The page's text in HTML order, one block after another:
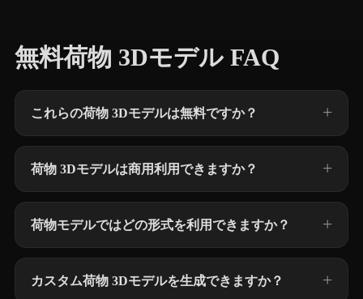
無料荷物 3Dモデル FAQ
これらの荷物 3Dモデルは無料ですか？
荷物 3Dモデルは商用利用できますか？
荷物モデルではどの形式を利用できますか？
カスタム荷物 3Dモデルを生成できますか？